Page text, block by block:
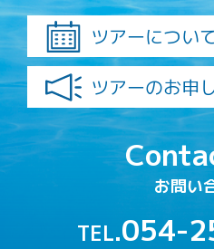
ツアーについ
ツアーのお申
お問い
TEL.054-